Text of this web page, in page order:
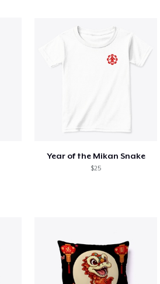
Year of the Mikan Snake
$25